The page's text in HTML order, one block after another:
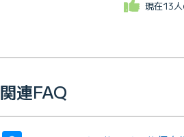
現在13人
関連FAQ